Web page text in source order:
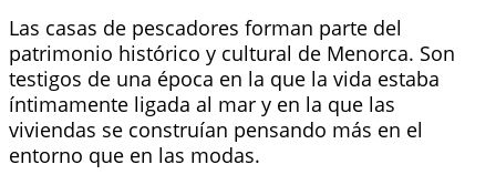
Las casas de pescadores forman parte del
patrimonio histórico y cultural de Menorca. Son
testigos de una época en la que la vida estaba
íntimamente ligada al mar y en la que las
viviendas se construían pensando más en el
entorno que en las modas.